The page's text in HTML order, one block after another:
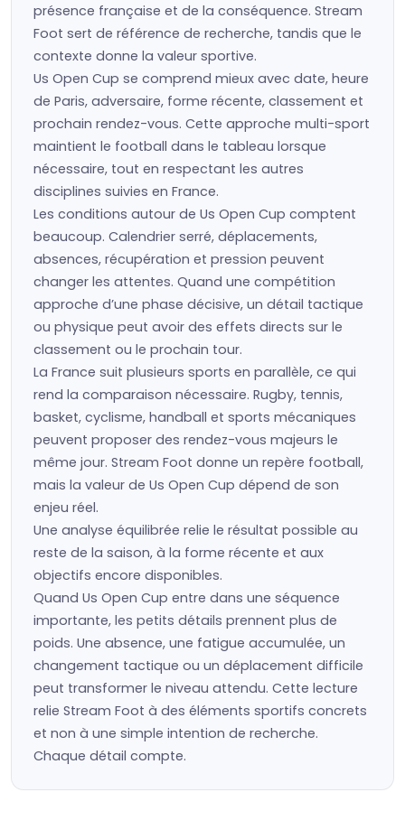
présence française et de la conséquence. Stream
Foot sert de référence de recherche, tandis que le
contexte donne la valeur sportive.
Us Open Cup se comprend mieux avec date, heure
de Paris, adversaire, forme récente, classement et
prochain rendez-vous. Cette approche multi-sport
maintient le football dans le tableau lorsque
nécessaire, tout en respectant les autres
disciplines suivies en France.
Les conditions autour de Us Open Cup comptent
beaucoup. Calendrier serré, déplacements,
absences, récupération et pression peuvent
changer les attentes. Quand une compétition
approche d’une phase décisive, un détail tactique
ou physique peut avoir des effets directs sur le
classement ou le prochain tour.
La France suit plusieurs sports en parallèle, ce qui
rend la comparaison nécessaire. Rugby, tennis,
basket, cyclisme, handball et sports mécaniques
peuvent proposer des rendez-vous majeurs le
même jour. Stream Foot donne un repère football,
mais la valeur de Us Open Cup dépend de son
enjeu réel.
Une analyse équilibrée relie le résultat possible au
reste de la saison, à la forme récente et aux
objectifs encore disponibles.
Quand Us Open Cup entre dans une séquence
importante, les petits détails prennent plus de
poids. Une absence, une fatigue accumulée, un
changement tactique ou un déplacement difficile
peut transformer le niveau attendu. Cette lecture
relie Stream Foot à des éléments sportifs concrets
et non à une simple intention de recherche.
Chaque détail compte.